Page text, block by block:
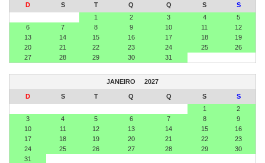
D S T Q Q S
S
1
2 3 4
5
6
7 8 9 10 11
12
13
14 15 16 17 18
19
20
21 22 23 24 25
26
27
28 29 30 31
JANEIRO 2027
D S T Q Q S
S
1
2
3
4 5 6 7 8
9
10
11 12 13 14 15
16
17
18 19 20 21 22
23
24
25 26 27 28 29
30
31